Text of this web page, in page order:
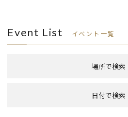
Event List イベント一覧
場所で検索
日付で検索